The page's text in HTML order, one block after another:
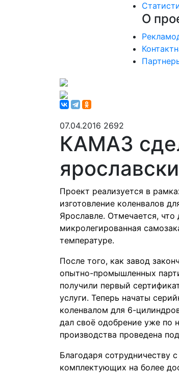
О
07.04.2016 2692
КАМАЗ
Проект реализуется в
изготовление коленвалов
Ярославле. Отмечается,
микролегированная
температуре.
После того, как завод
опытно-промышленных
получили первый
услуги. Теперь начаты
коленвалом для 6-
дал своё одобрение уже по
производства проведена
Благодаря
комплектующих на более